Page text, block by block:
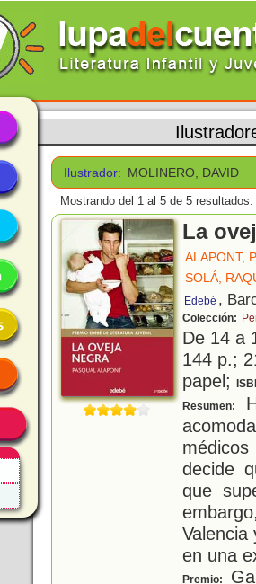
Ilustrador: MOLINERO, DAVID
Mostrando del 1 al 5 de 5 resultados.
La
ALAPONT,
SOLÁ,
Edebé ,
Colección:
De 14 a
144 p.;
papel;
Resumen:
decide
que
en una
Premio: